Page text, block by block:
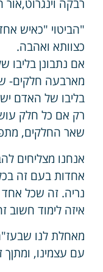
רבקה וינגרוט,אור
"הביטוי "כאיש
כצוותא ואהבה.
אם נתבונן
מארבעה חלקים-
בליבו של האדם
רק אם כל חלק
שאר החלקים,
אנחנו מצליחים
אחדות בעם זה
נריה. זה שכל
איזה לימוד חשוב
מאחלת לנו
עם עצמינו,